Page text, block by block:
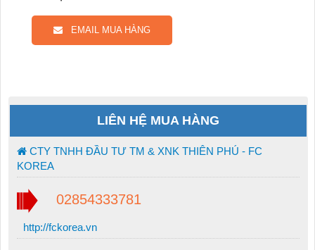
EMAIL MUA HÀNG
LIÊN HỆ MUA HÀNG
CTY TNHH ĐẦU TƯ TM & XNK THIÊN PHÚ - FC
KOREA
02854333781
http://fckorea.vn